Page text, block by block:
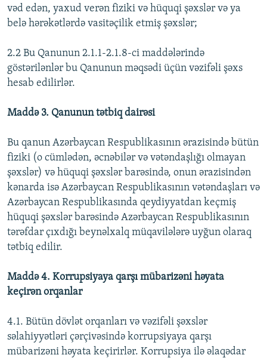
vəd edən, yaxud verən fiziki və hüquqi şəxslər və ya
belə hərəkətlərdə vasitəçilik etmiş şəxslər;
2.2 Bu Qanunun 2.1.1-2.1.8-ci maddələrində
göstərilənlər bu Qanunun məqsədi üçün vəzifəli şəxs
hesab edilirlər.
Maddə 3. Qanunun tətbiq dairəsi
Bu qanun Azərbaycan Respublikasının ərazisində bütün
fiziki (o cümlədən, əcnəbilər və vətəndaşlığı olmayan
şəxslər) və hüquqi şəxslər barəsində, onun ərazisindən
kənarda isə Azərbaycan Respublikasının vətəndaşları və
Azərbaycan Respublikasında qeydiyyatdan keçmiş
hüquqi şəxslər barəsində Azərbaycan Respublikasının
tərəfdar çıxdığı beynəlxalq müqavilələrə uyğun olaraq
tətbiq edilir.
Maddə 4. Korrupsiyaya qarşı mübarizəni həyata
keçirən orqanlar
4.1. Bütün dövlət orqanları və vəzifəli şəxslər
səlahiyyətləri çərçivəsində korrupsiyaya qarşı
mübarizəni həyata keçirirlər. Korrupsiya ilə əlaqədar